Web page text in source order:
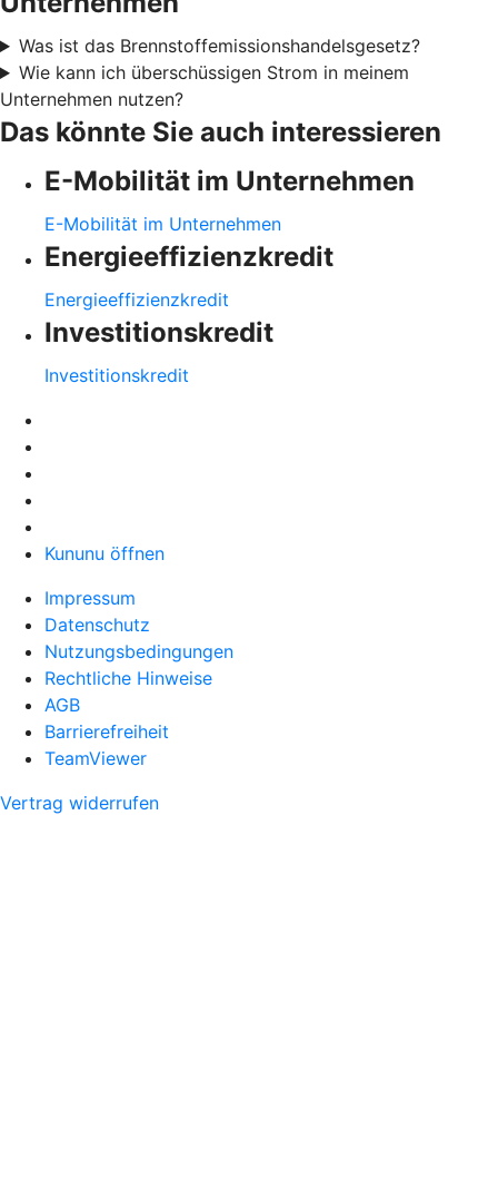
Was ist das Brennstoffemissionshandelsgesetz?
Wie kann ich überschüssigen Strom in meinem
Unternehmen nutzen?
Das könnte Sie auch interessieren
E-Mobilität im Unternehmen
E-Mobilität im Unternehmen
Energieeffizienzkredit
Energieeffizienzkredit
Investitionskredit
Investitionskredit
Kununu öffnen
Impressum
Datenschutz
Nutzungsbedingungen
Rechtliche Hinweise
AGB
Barrierefreiheit
TeamViewer
Vertrag widerrufen